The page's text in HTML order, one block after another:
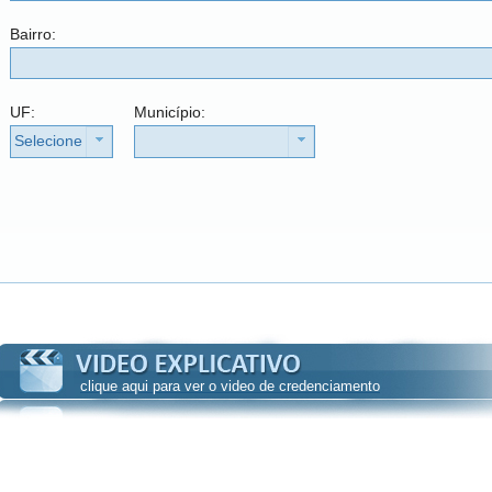
Bairro:
UF:
Município:
Selecione
clique aqui para ver o video de credenciamento